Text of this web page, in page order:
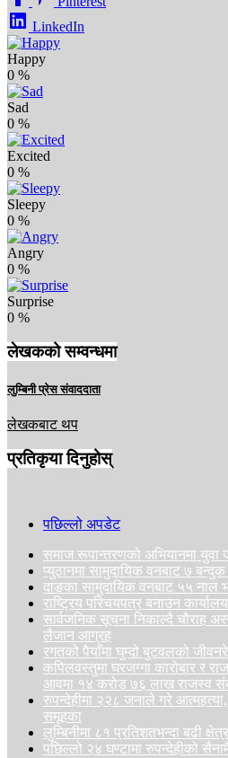
LinkedIn
Happy
0 %
Sad
0 %
Excited
0 %
Sleepy
0 %
Angry
0 %
Surprise
0 %
लेखकको सम्वन्धमा
लुम्बिनी प्रेस संवाददाता
लेखकबाट थप
प्रतिकृया दिनुहोस्
पछिल्लो अपडेट
समाज रूपान्तरणको अभियानमा युवा
प्युठानमा सामुदायिक वनबाट ७ बन्दुक
दाङका सामुदायिक वनबाट ५५ नाल
राष्ट्रिय परिचयपत्र बनाउन
सार्वजनिक सूचना निकाल्दै चौराह
लैजान आग्रह
रगतको पैयाँमा घुम्दो बुटवलको
कपिलवस्तुमा घरजग्गा कारोबार र
आवमा १४ करोड ७६ लाख राजस्व
रुपन्देहीमा २२८ जनाले गरे
समूहका
लुम्बिनीमा ८१ प्रतिशतभन्दा बढी
पछिल्लो २४ घण्टामा रुपन्देहीको